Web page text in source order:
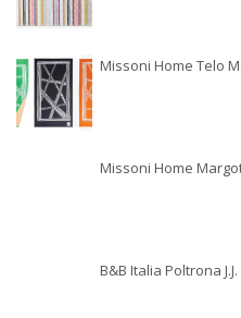
Missoni Home Telo
Missoni Home
B&B Italia Poltrona